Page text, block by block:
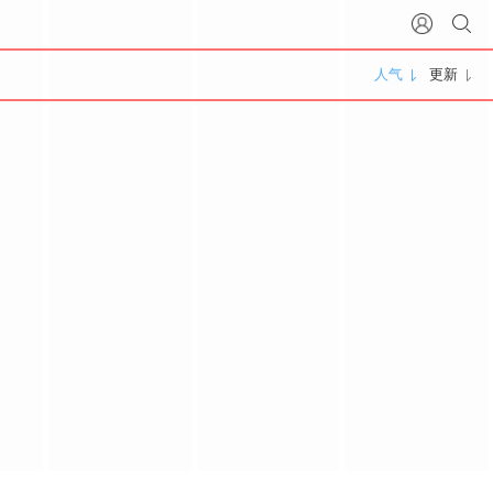
人气 更新